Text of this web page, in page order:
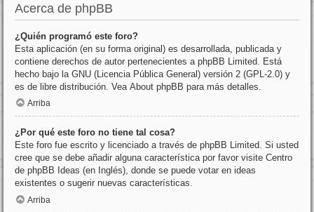
Acerca de phpBB
¿Quién programó este foro?
Esta aplicación (en su forma original) es desarrollada, publicada y
contiene derechos de autor pertenecientes a phpBB Limited . Está
hecho bajo la GNU (Licencia Pública General) versión 2 (GPL-2.0) y
es de libre distribución. Vea About phpBB para más detalles.
Arriba
¿Por qué este foro no tiene tal cosa?
Este foro fue escrito y licenciado a través de phpBB Limited. Si usted
cree que se debe añadir alguna característica por favor visite Centro
de phpBB Ideas (en Inglés), donde se puede votar en ideas
existentes o sugerir nuevas características.
Arriba